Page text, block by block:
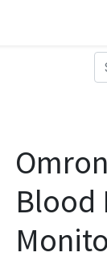
Blood